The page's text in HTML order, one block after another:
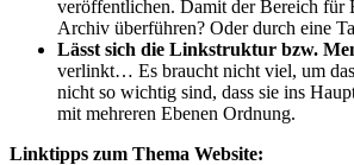
veröffentlichen. Damit der Bereich für
Archiv überführen? Oder durch eine
Lässt sich die Linkstruktur bzw.
verlinkt… Es braucht nicht viel, um das
nicht so wichtig sind, dass sie ins
mit mehreren Ebenen Ordnung.
Linktipps zum Thema Website: